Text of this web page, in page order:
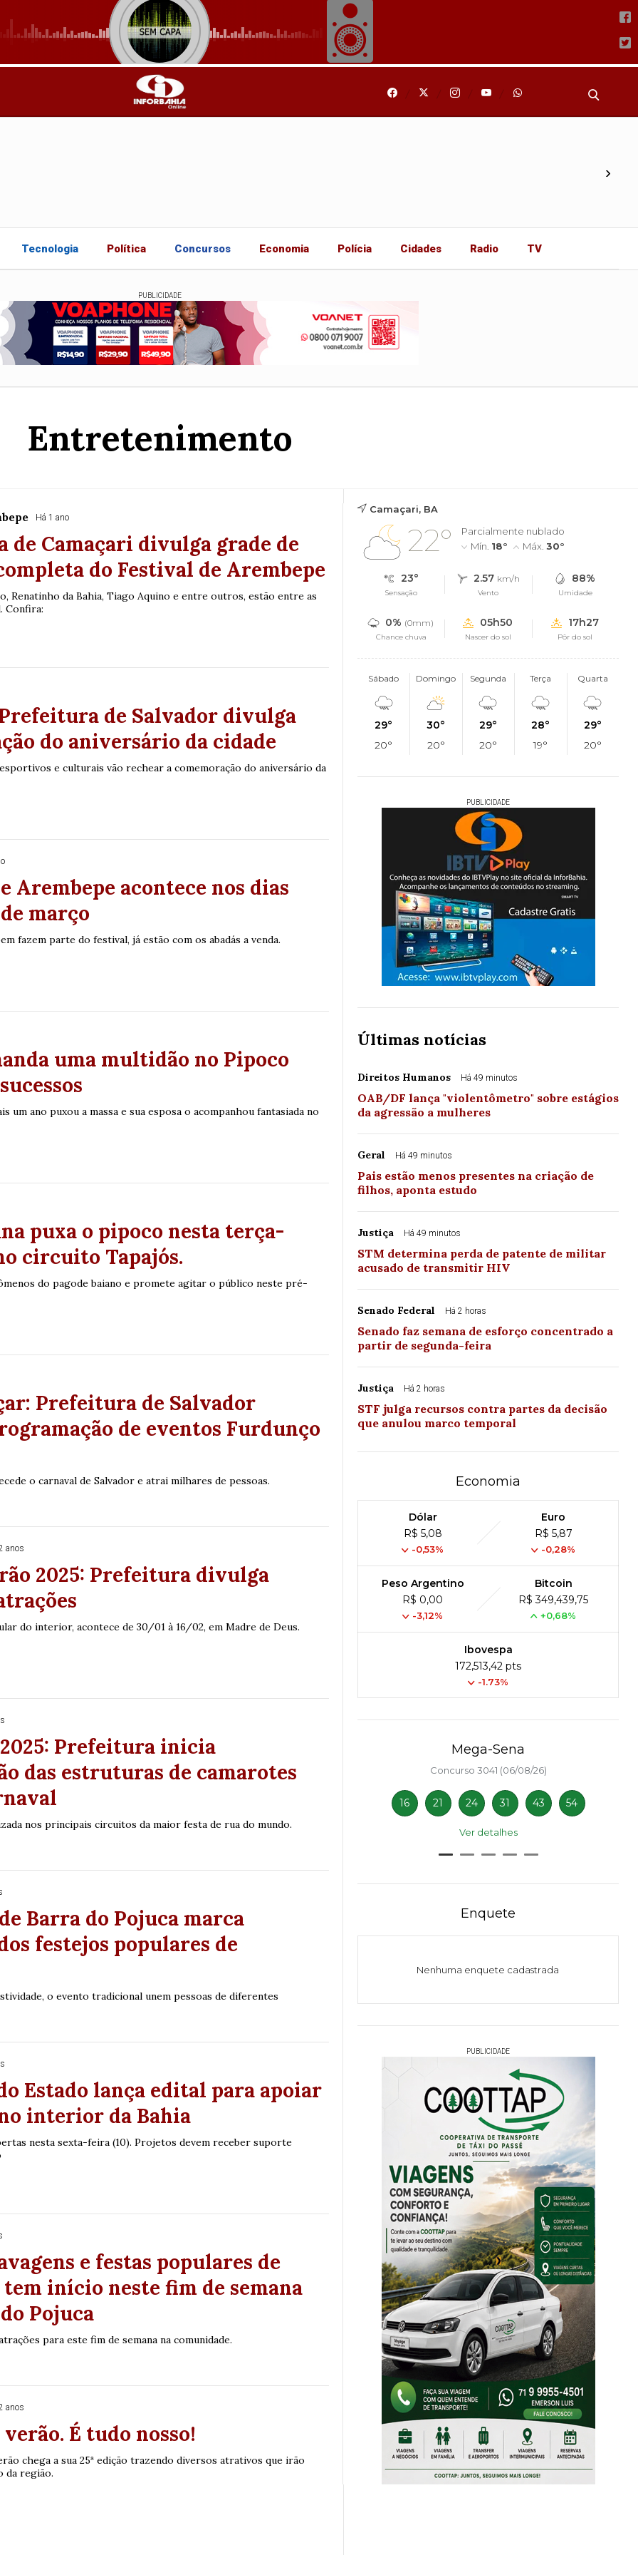
›
Tecnologia Política Concursos Economia Polícia Cidades Radio TV
PUBLICIDADE
Entretenimento
Há 1 ano
de Camaçari divulga grade de
do Festival de Arembepe
Renatinho da Bahia, Tiago Aquino e entre outros, estão entre as
Confira:
Prefeitura de Salvador divulga
do aniversário da cidade
e culturais vão rechear a comemoração do aniversário da
Arembepe acontece nos dias
de março
fazem parte do festival, já estão com os abadás a venda.
uma multidão no Pipoco
um ano puxou a massa e sua esposa o acompanhou fantasiada no
puxa o pipoco nesta terça-
circuito Tapajós.
do pagode baiano e promete agitar o público neste pré-
Prefeitura de Salvador
de eventos Furdunço
o carnaval de Salvador e atrai milhares de pessoas.
anos
2025: Prefeitura divulga
do interior, acontece de 30/01 à 16/02, em Madre de Deus.
Prefeitura inicia
das estruturas de camarotes
nos principais circuitos da maior festa de rua do mundo.
Barra do Pojuca marca
festejos populares de
o evento tradicional unem pessoas de diferentes
Estado lança edital para apoiar
interior da Bahia
nesta sexta-feira (10). Projetos devem receber suporte
e festas populares de
início neste fim de semana
Pojuca
para este fim de semana na comunidade.
anos
É tudo nosso!
chega a sua 25ª edição trazendo diversos atrativos que irão
da região.
Camaçari, BA
22°
Parcialmente nublado
Mín. 18° Máx. 30°
23°
Sensação
2.57 km/h
Vento
88%
Umidade
0% (0mm)
Chance chuva
05h50
Nascer do sol
17h27
Pôr do sol
Sábado
29°
20°
Domingo
30°
20°
Segunda
29°
20°
Terça
28°
19°
Quarta
29°
20°
PUBLICIDADE
Últimas notícias
Direitos Humanos Há 49 minutos
OAB/DF lança "violentômetro" sobre estágios
da agressão a mulheres
Geral Há 49 minutos
Pais estão menos presentes na criação de
filhos, aponta estudo
Justiça Há 49 minutos
STM determina perda de patente de militar
acusado de transmitir HIV
Senado Federal Há 2 horas
Senado faz semana de esforço concentrado a
partir de segunda-feira
Justiça Há 2 horas
STF julga recursos contra partes da decisão
que anulou marco temporal
Economia
Dólar
R$ 5,08
-0,53%
Euro
R$ 5,87
-0,28%
Peso Argentino
R$ 0,00
-3,12%
Bitcoin
R$ 349,439,75
+0,68%
Ibovespa
172,513,42 pts
-1.73%
26)
27
Duplasena
Concurso 2992 (05/08/26)
Mega-Sena
Concurso 3041 (06/08/26)
16 21 24 31 43 54
Ver detalhes
Enquete
Nenhuma enquete cadastrada
PUBLICIDADE